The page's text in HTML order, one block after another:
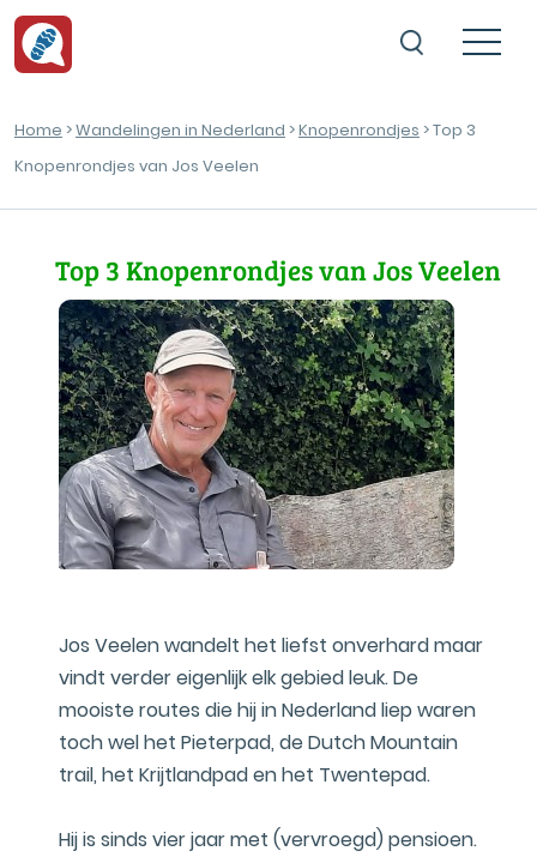
Home >Wandelingen in Nederland >Knopenrondjes > Top 3
Knopenrondjes van Jos Veelen
Top 3 Knopenrondjes van Jos Veelen
Jos Veelen wandelt het liefst onverhard maar
vindt verder eigenlijk elk gebied leuk. De
mooiste routes die hij in Nederland liep waren
toch wel het Pieterpad, de Dutch Mountain
trail, het Krijtlandpad en het Twentepad.
Hij is sinds vier jaar met (vervroegd) pensioen.